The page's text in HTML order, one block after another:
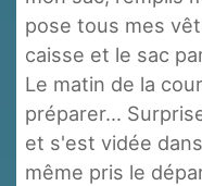
pose tous mes
caisse et le sac
Le matin de la
préparer...
et s'est vidée
même pris le